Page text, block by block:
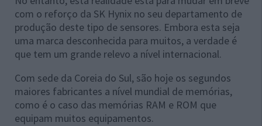
com o reforço da SK Hynix no seu departamento de
produção deste tipo de sensores. Embora esta seja
uma marca desconhecida para muitos, a verdade é
que tem um grande relevo a nível internacional.
Com sede da Coreia do Sul, são hoje os segundos
maiores fabricantes a nível mundial de memórias,
como é o caso das memórias RAM e ROM que
equipam muitos equipamentos.